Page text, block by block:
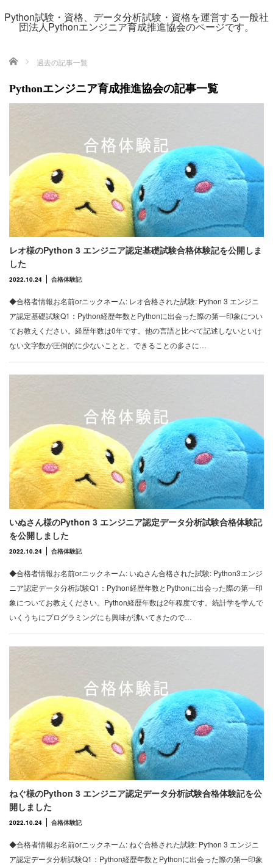
Python試験・資格、データ分析試験・資格を運営する一般社
団法人Pythonエンジニア育成推進協会のページです。
ホーム 過去の記事一覧
Pythonエンジニア育成推進協会の記事一覧
レオ様のPython 3 エンジニア認定基礎試験合格体験記を公開しま
した
2022.10.24 合格体験記
◆合格者情報お名前orニックネーム: レオ合格された試験: Python 3 エンジニ
ア認定基礎試験Q1：Python経歴年数とPythonに出会った際の第一印象につい
てお教えください。経歴年数は0年です。他の言語と比べて記述しないといけ
ない文字数が圧倒的に少ないことと、できることの多さに…
いぬさん様のPython 3 エンジニア認定データ分析試験合格体験記
を公開しました
2022.10.24 合格体験記
◆合格者情報お名前orニックネーム: いぬさん合格された試験: Python3エンジ
ニア認定データ分析試験Q1：Python経歴年数とPythonに出会った際の第一印
象についてお教えください。Python経歴年数は2年程度です。統計学を学んで
いくうちにプログラミングにも興味が沸いてきたので…
ねぐ様のPython 3 エンジニア認定データ分析試験合格体験記を公
開しました
2022.10.24 合格体験記
◆合格者情報お名前orニックネーム: ねぐ合格された試験: Python 3 エンジニ
ア認定データ分析試験Q1：Python経歴年数とPythonに出会った際の第一印象